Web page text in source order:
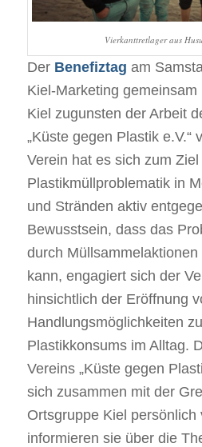
Vierkanttretlager aus
Der Benefiztag am
Kiel-Marketing
Kiel zugunsten der Arbeit
„Küste gegen Plastik e.V.“
Verein hat es sich zum
Plastikmüllproblematik in
und Stränden aktiv
Bewusstsein, dass das
durch
kann, engagiert sich der
hinsichtlich der Eröffnung
Handlungsmöglichkeiten
Plastikkonsums im Alltag.
Vereins „Küste gegen
sich zusammen mit der
Ortsgruppe Kiel
informieren sie über die